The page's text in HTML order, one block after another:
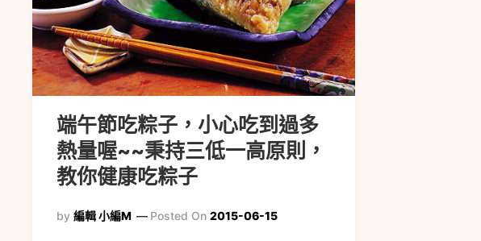
端午節吃粽子，小心吃到過多
熱量喔~~秉持三低一高原則，
教你健康吃粽子
by 編輯 小編M Posted On 2015-06-15